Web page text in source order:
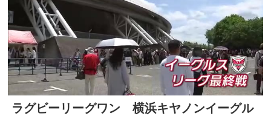
ラグビーリーグワン 横浜キヤノンイーグル